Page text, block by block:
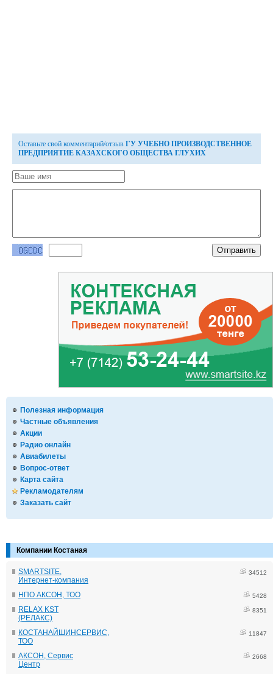
Полезная информация
Частные объявления
Акции
Радио онлайн
Авиабилеты
Вопрос-ответ
Карта сайта
Рекламодателям
Заказать сайт
Компании Костаная
SMARTSITE,
Интернет-компания
34512
НПО АКСОН, ТОО 5428
RELAX KST
(РЕЛАКС)
8351
КОСТАНАЙШИНСЕРВИС,
ТОО
11847
АКСОН, Сервис
Центр
2668
Оставьте свой комментарий/отзыв ГУ УЧЕБНО ПРОИЗВОДСТВЕННОЕ
ПРЕДПРИЯТИЕ КАЗАХСКОГО ОБЩЕСТВА ГЛУХИХ